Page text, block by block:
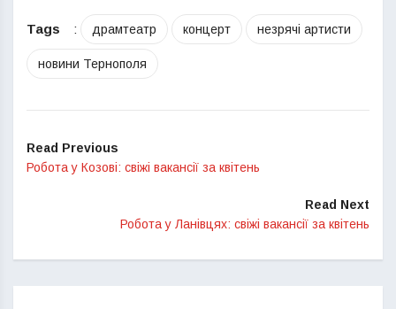
Tags : драмтеатр концерт незрячі артисти
новини Тернополя
Read Previous
Робота у Козові: свіжі вакансії за квітень
Read Next
Робота у Ланівцях: свіжі вакансії за квітень